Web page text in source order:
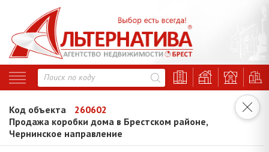
Код объекта
260602
Продажа коробки дома в Брестском районе,
Чернинское направление